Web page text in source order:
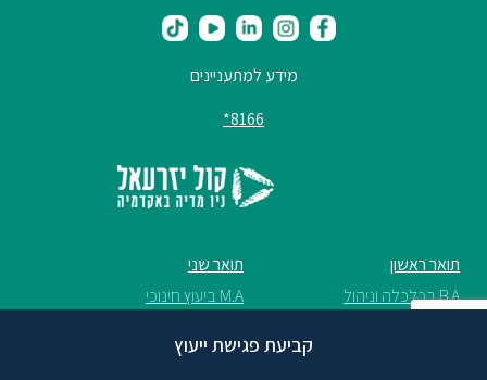
קביעת פגישת ייעוץ
מידע למתעניינים
8166*
תואר ראשון
B.A בכלכלה וניהול
תואר שני
M.A ביעוץ חינוכי
M.S.N במדעי האֲחָיוּת (סיעוד)